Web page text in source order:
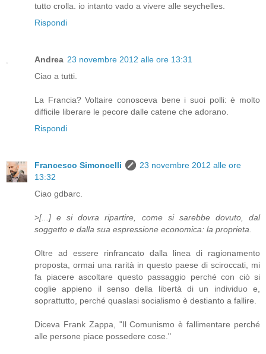
tutto crolla. io intanto vado a vivere alle seychelles.
Rispondi
Andrea 23 novembre 2012 alle ore 13:31
Ciao a tutti.
La Francia? Voltaire conosceva bene i suoi polli: è molto
difficile liberare le pecore dalle catene che adorano.
Rispondi
Francesco Simoncelli
23 novembre 2012 alle ore
13:32
Ciao gdbarc.
>[...] e si dovra ripartire, come si sarebbe dovuto, dal
soggetto e dalla sua espressione economica: la proprieta.
Oltre ad essere rinfrancato dalla linea di ragionamento
proposta, ormai una rarità in questo paese di sciroccati, mi
fa piacere ascoltare questo passaggio perché con ciò si
coglie appieno il senso della libertà di un individuo e,
soprattutto, perché quaslasi socialismo è destianto a fallire.
Diceva Frank Zappa, "Il Comunismo è fallimentare perché
alle persone piace possedere cose."